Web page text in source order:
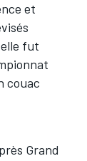
et
fut
couac
Grand